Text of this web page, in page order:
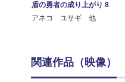
盾の勇者の成り上がり 8
アネコ ユサギ 他
関連作品（映像）